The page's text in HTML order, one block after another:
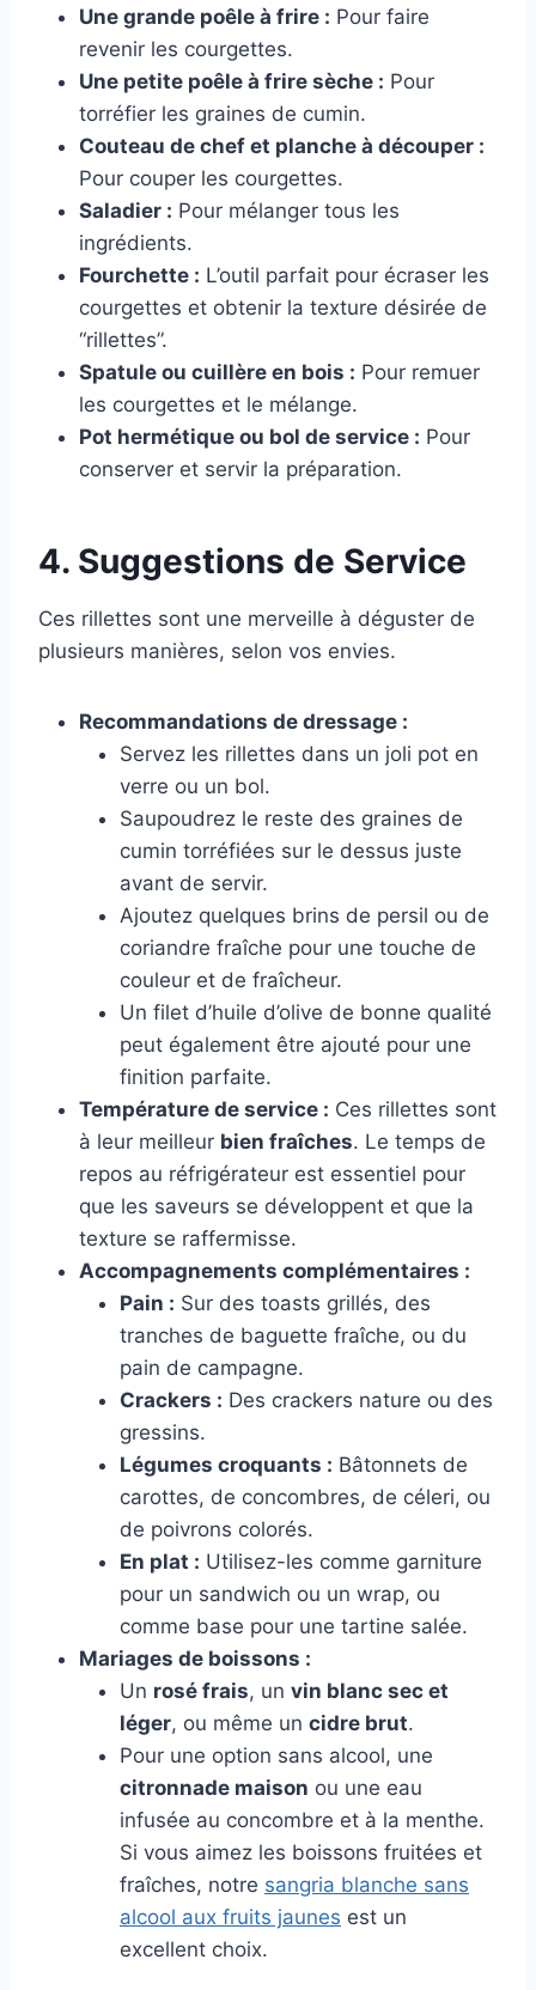
Une grande poêle à frire : Pour faire
revenir les courgettes.
Une petite poêle à frire sèche : Pour
torréfier les graines de cumin.
Couteau de chef et planche à découper :
Pour couper les courgettes.
Saladier : Pour mélanger tous les
ingrédients.
Fourchette : L’outil parfait pour écraser les
courgettes et obtenir la texture désirée de
“rillettes”.
Spatule ou cuillère en bois : Pour remuer
les courgettes et le mélange.
Pot hermétique ou bol de service : Pour
conserver et servir la préparation.
4. Suggestions de Service
Ces rillettes sont une merveille à déguster de
plusieurs manières, selon vos envies.
Recommandations de dressage :
Servez les rillettes dans un joli pot en
verre ou un bol.
Saupoudrez le reste des graines de
cumin torréfiées sur le dessus juste
avant de servir.
Ajoutez quelques brins de persil ou de
coriandre fraîche pour une touche de
couleur et de fraîcheur.
Un filet d’huile d’olive de bonne qualité
peut également être ajouté pour une
finition parfaite.
Température de service : Ces rillettes sont
à leur meilleur bien fraîches. Le temps de
repos au réfrigérateur est essentiel pour
que les saveurs se développent et que la
texture se raffermisse.
Accompagnements complémentaires :
Pain : Sur des toasts grillés, des
tranches de baguette fraîche, ou du
pain de campagne.
Crackers : Des crackers nature ou des
gressins.
Légumes croquants : Bâtonnets de
carottes, de concombres, de céleri, ou
de poivrons colorés.
En plat : Utilisez-les comme garniture
pour un sandwich ou un wrap, ou
comme base pour une tartine salée.
Mariages de boissons :
Un rosé frais, un vin blanc sec et
léger, ou même un cidre brut.
Pour une option sans alcool, une
citronnade maison ou une eau
infusée au concombre et à la menthe.
Si vous aimez les boissons fruitées et
fraîches, notre sangria blanche sans
alcool aux fruits jaunes est un
excellent choix.